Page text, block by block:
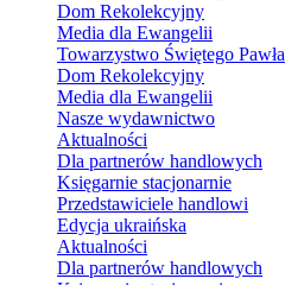
Dom Rekolekcyjny
Media dla Ewangelii
Towarzystwo Świętego Pawła
Dom Rekolekcyjny
Media dla Ewangelii
Nasze wydawnictwo
Aktualności
Dla partnerów handlowych
Księgarnie stacjonarnie
Przedstawiciele handlowi
Edycja ukraińska
Aktualności
Dla partnerów handlowych